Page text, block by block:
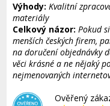
Výhody: Kvalitní
materiály
Celkový názor: Pokud
menších českých firem,
na doručení objednávky
věci krásné a ne nějaký
nejmenovaných
Ověřený